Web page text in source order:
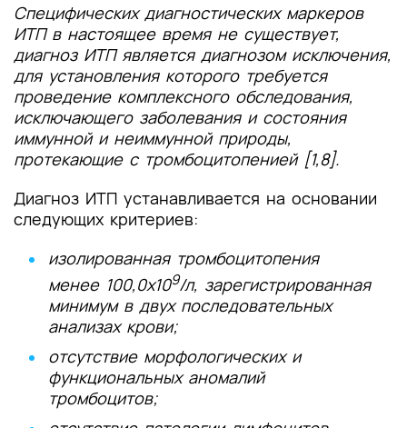
Специфических диагностических маркеров
ИТП в настоящее время не существует,
диагноз ИТП является диагнозом исключения,
для установления которого требуется
проведение комплексного обследования,
исключающего заболевания и состояния
иммунной и неиммунной природы,
протекающие с тромбоцитопенией [1,8].
Диагноз ИТП устанавливается на основании
следующих критериев:
изолированная тромбоцитопения
менее 100,0х109/л, зарегистрированная
минимум в двух последовательных
анализах крови;
отсутствие морфологических и
функциональных аномалий
тромбоцитов;